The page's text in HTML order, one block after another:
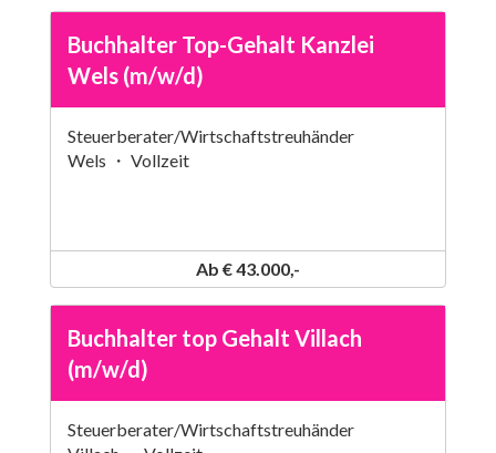
Buchhalter Top-Gehalt Kanzlei
Wels (m/w/d)
Steuerberater/Wirtschaftstreuhänder
Wels ・ Vollzeit
Ab € 43.000,-
Buchhalter top Gehalt Villach
(m/w/d)
Steuerberater/Wirtschaftstreuhänder